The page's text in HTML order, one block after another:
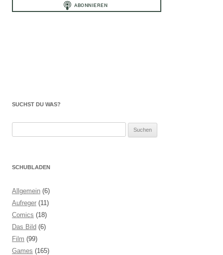
SUCHST DU WAS?
SCHUBLADEN
Allgemein (6)
Aufreger (11)
Comics (18)
Das Bild (6)
Film (99)
Games (165)